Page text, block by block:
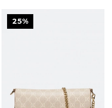
25%